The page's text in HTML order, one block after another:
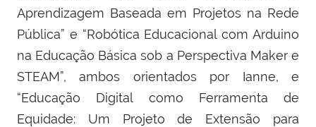
Aprendizagem Baseada em Projetos na Rede
Pública” e “Robótica Educacional com Arduino
na Educação Básica sob a Perspectiva Maker e
STEAM”, ambos orientados por Ianne, e
“Educação Digital como Ferramenta de
Equidade: Um Projeto de Extensão para